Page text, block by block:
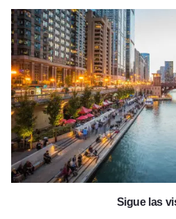
Sigue las
La